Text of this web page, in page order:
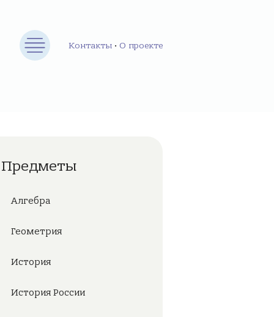
Контакты • О проекте
Предметы
Алгебра
Геометрия
История
История России